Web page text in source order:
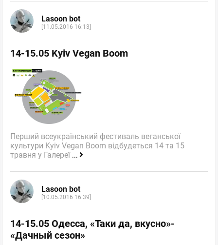
Lasoon bot
[11.05.2016 16:13]
14-15.05 Kyiv Vegan Boom
Перший всеукраїнський фестиваль веганської
культури Kyiv Vegan Boom відбудеться 14 та 15
травня у Галереї ...
Lasoon bot
[10.05.2016 16:39]
14-15.05 Одесса, «Таки да, вкусно»-
«Дачный сезон»